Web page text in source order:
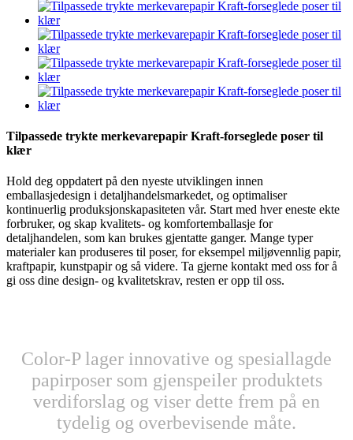
Tilpassede trykte merkevarepapir Kraft-forseglede poser til
klær
Hold deg oppdatert på den nyeste utviklingen innen
emballasjedesign i detaljhandelsmarkedet, og optimaliser
kontinuerlig produksjonskapasiteten vår. Start med hver eneste ekte
forbruker, og skap kvalitets- og komfortemballasje for
detaljhandelen, som kan brukes gjentatte ganger. Mange typer
materialer kan produseres til poser, for eksempel miljøvennlig papir,
kraftpapir, kunstpapir og så videre. Ta gjerne kontakt med oss ​​for å
gi oss dine design- og kvalitetskrav, resten er opp til oss.
Color-P lager innovative og spesiallagde
papirposer som gjenspeiler produktets
verdiforslag og viser dette frem på en
tydelig og overbevisende måte.